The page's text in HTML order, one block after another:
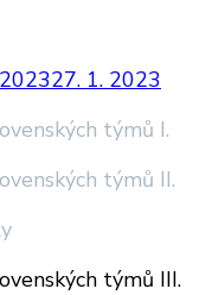
27. 1. 2023
týmů I.
týmů II.
týmů III.